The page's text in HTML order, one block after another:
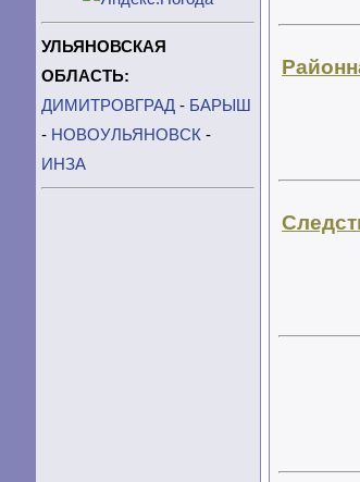
УЛЬЯНОВСКАЯ
ОБЛАСТЬ:
ДИМИТРОВГРАД - БАРЫШ
- НОВОУЛЬЯНОВСК -
ИНЗА